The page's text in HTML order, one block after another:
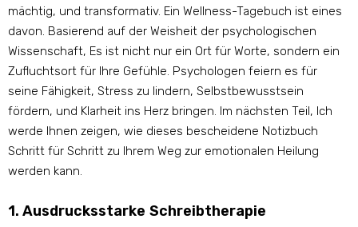
mächtig, und transformativ. Ein Wellness-Tagebuch ist eines
davon. Basierend auf der Weisheit der psychologischen
Wissenschaft, Es ist nicht nur ein Ort für Worte, sondern ein
Zufluchtsort für Ihre Gefühle. Psychologen feiern es für
seine Fähigkeit, Stress zu lindern, Selbstbewusstsein
fördern, und Klarheit ins Herz bringen. Im nächsten Teil, Ich
werde Ihnen zeigen, wie dieses bescheidene Notizbuch
Schritt für Schritt zu Ihrem Weg zur emotionalen Heilung
werden kann.
1. Ausdrucksstarke Schreibtherapie